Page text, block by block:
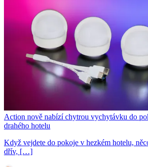
Action nově nabízí chytrou vychytávku do
drahého hotelu
Když vejdete do pokoje v hezkém hotelu,
dřív, […]